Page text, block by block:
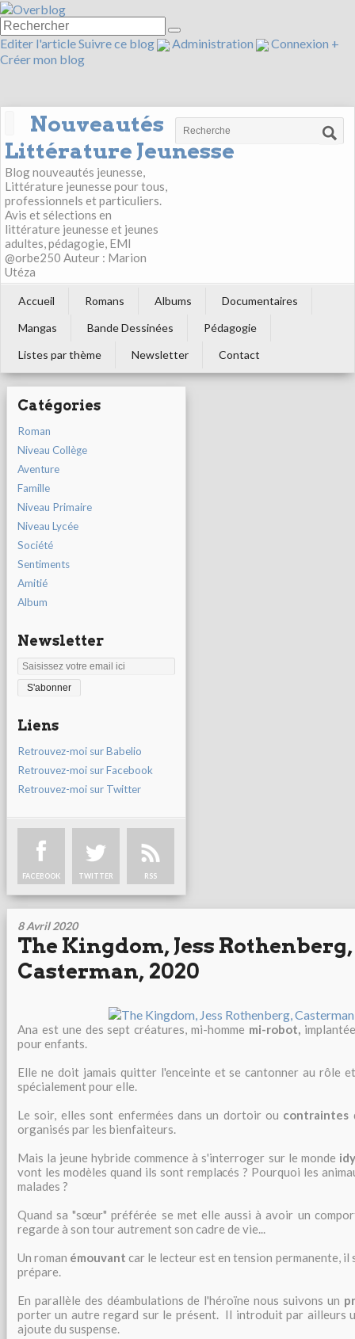
Editer l'articleSuivre ce blog Administration Connexion +
Créer mon blog
Nouveautés
Littérature Jeunesse
Blog nouveautés jeunesse,
Littérature jeunesse pour tous,
professionnels et particuliers.
Avis et sélections en
littérature jeunesse et jeunes
adultes, pédagogie, EMI
@orbe250 Auteur : Marion
Utéza
Accueil Romans Albums
Documentaires
Mangas
Bande Dessinées
Pédagogie
Listes par thème
Newsletter Contact
Catégories
Roman
Niveau Collège
Aventure
Famille
Niveau Primaire
Niveau Lycée
Société
Sentiments
Amitié
Album
Newsletter
Liens
Retrouvez-moi sur Babelio
Retrouvez-moi sur Facebook
Retrouvez-moi sur Twitter
FACEBOOK TWITTER RSS
8 Avril 2020
The Kingdom, Jess Rothenberg,
Casterman, 2020
Ana est une des sept créatures, mi-homme mi-robot,
pour enfants.
Elle ne doit jamais quitter l'enceinte et se cantonner au rôle
spécialement pour elle.
Le soir, elles sont enfermées dans un dortoir ou contraintes
organisés par les bienfaiteurs.
Mais la jeune hybride commence à s'interroger sur le monde
vont les modèles quand ils sont remplacés ? Pourquoi les
malades ?
Quand sa "sœur" préférée se met elle aussi à avoir un
regarde à son tour autrement son cadre de vie...
Un roman émouvant car le lecteur est en tension permanente, il
prépare.
En parallèle des déambulations de l'héroïne nous suivons un
porter un autre regard sur le présent. Il introduit par ailleurs
ajoute du suspense.